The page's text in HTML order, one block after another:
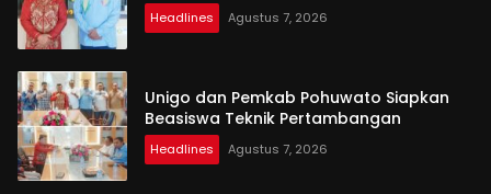
Headlines Agustus 7, 2026
Unigo dan Pemkab Pohuwato Siapkan
Beasiswa Teknik Pertambangan
Headlines Agustus 7, 2026